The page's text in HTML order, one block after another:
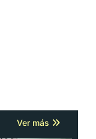
Ver más